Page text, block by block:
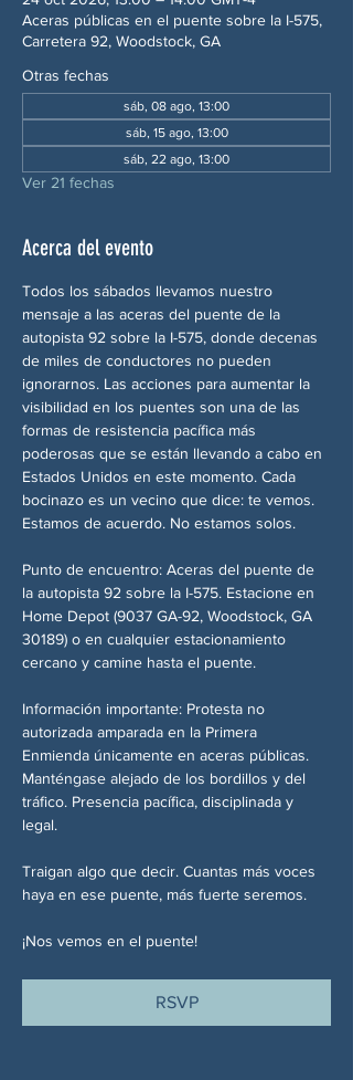
Aceras públicas en el puente sobre la I-575,
Carretera 92, Woodstock, GA
Otras fechas
sáb, 08 ago, 13:00
sáb, 15 ago, 13:00
sáb, 22 ago, 13:00
Ver 21 fechas
Acerca del evento
Todos los sábados llevamos nuestro
mensaje a las aceras del puente de la
autopista 92 sobre la I-575, donde decenas
de miles de conductores no pueden
ignorarnos. Las acciones para aumentar la
visibilidad en los puentes son una de las
formas de resistencia pacífica más
poderosas que se están llevando a cabo en
Estados Unidos en este momento. Cada
bocinazo es un vecino que dice: te vemos.
Estamos de acuerdo. No estamos solos.
Punto de encuentro: Aceras del puente de
la autopista 92 sobre la I-575. Estacione en
Home Depot (9037 GA-92, Woodstock, GA
30189) o en cualquier estacionamiento
cercano y camine hasta el puente.
Información importante: Protesta no
autorizada amparada en la Primera
Enmienda únicamente en aceras públicas.
Manténgase alejado de los bordillos y del
tráfico. Presencia pacífica, disciplinada y
legal.
Traigan algo que decir. Cuantas más voces
haya en ese puente, más fuerte seremos.
¡Nos vemos en el puente!
RSVP